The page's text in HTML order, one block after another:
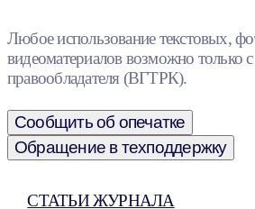
Любое использование текстовых,
видеоматериалов возможно только с
правообладателя (ВГТРК).
Сообщить об опечатке
Обращение в техподдержку
СТАТЬИ ЖУРНАЛА